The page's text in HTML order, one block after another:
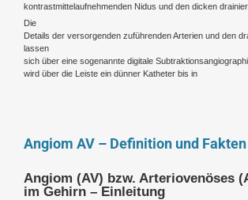
kontrastmittelaufnehmenden Nidus und den dicken
Die
Details der versorgenden zuführenden Arterien und den
lassen
sich über eine sogenannte digitale
wird über die Leiste ein dünner Katheter bis in
Angiom AV – Definition und Fakten
Angiom (AV) bzw. Arteriovenöses
im Gehirn – Einleitung